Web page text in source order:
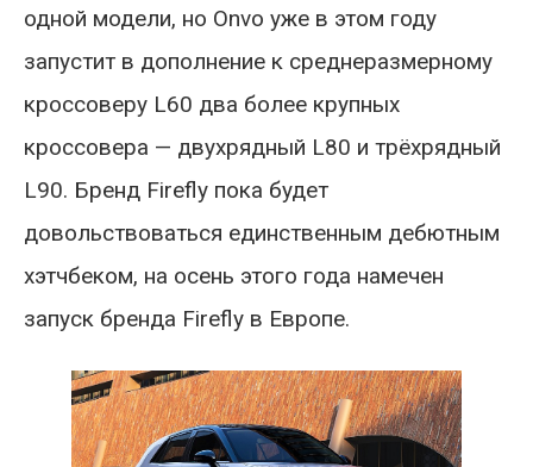
одной модели, но Onvo уже в этом году
запустит в дополнение к среднеразмерному
кроссоверу L60 два более крупных
кроссовера — двухрядный L80 и трёхрядный
L90. Бренд Firefly пока будет
довольствоваться единственным дебютным
хэтчбеком, на осень этого года намечен
запуск бренда Firefly в Европе.